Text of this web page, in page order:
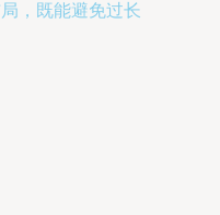
，既能避免过长